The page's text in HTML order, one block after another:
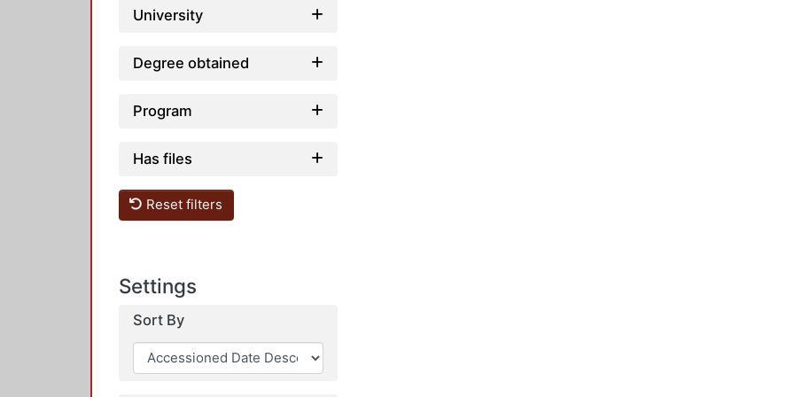
University
Degree obtained
Program
Has files
Reset filters
Settings
Sort By